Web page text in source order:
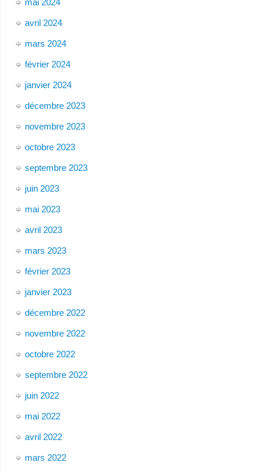
avril 2024
mars 2024
février 2024
janvier 2024
décembre 2023
novembre 2023
octobre 2023
septembre 2023
juin 2023
mai 2023
avril 2023
mars 2023
février 2023
janvier 2023
décembre 2022
novembre 2022
octobre 2022
septembre 2022
juin 2022
mai 2022
avril 2022
mars 2022